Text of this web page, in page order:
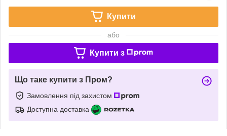
Купити
або
Купити з
Що таке купити з Пром?
Замовлення під захистом
Доступна доставка